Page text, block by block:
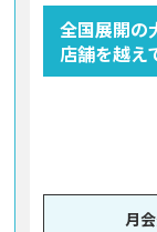
全国展開の
店舗を越え
月